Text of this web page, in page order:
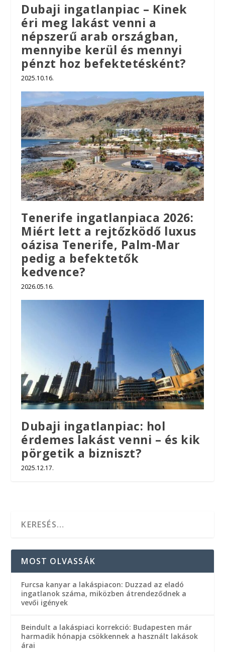
Dubaji ingatlanpiac – Kinek
éri meg lakást venni a
népszerű arab országban,
mennyibe kerül és mennyi
pénzt hoz befektetésként?
2025.10.16.
Tenerife ingatlanpiaca 2026:
Miért lett a rejtőzködő luxus
oázisa Tenerife, Palm-Mar
pedig a befektetők
kedvence?
2026.05.16.
Dubaji ingatlanpiac: hol
érdemes lakást venni – és kik
pörgetik a bizniszt?
2025.12.17.
MOST OLVASSÁK
Furcsa kanyar a lakáspiacon: Duzzad az eladó
ingatlanok száma, miközben átrendeződnek a
vevői igények
Beindult a lakáspiaci korrekció: Budapesten már
harmadik hónapja csökkennek a használt lakások
árai